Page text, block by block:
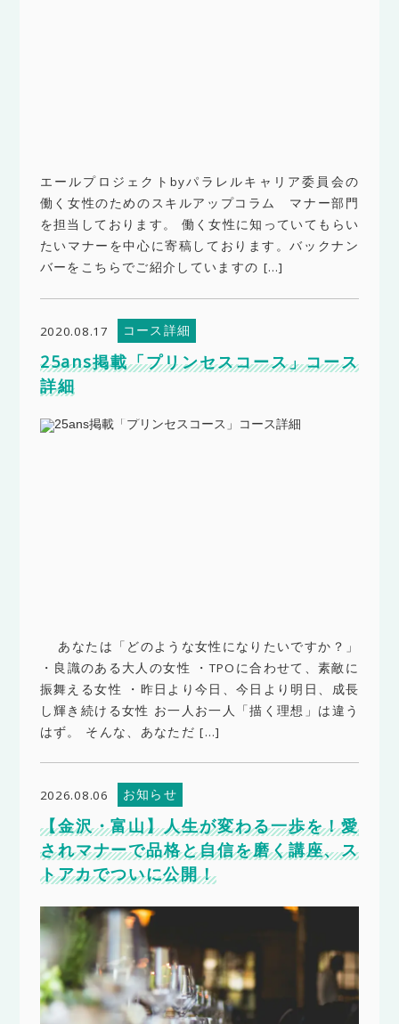
エールプロジェクトbyパラレルキャリア委員会の
働く女性のためのスキルアップコラム マナー部門
を担当しております。 働く女性に知っていてもらい
たいマナーを中心に寄稿しております。バックナン
バーをこちらでご紹介していますの […]
2020.08.17 コース詳細
25ans掲載「プリンセスコース」コース
詳細
あなたは「どのような女性になりたいですか？」
・良識のある大人の女性 ・TPOに合わせて、素敵に
振舞える女性 ・昨日より今日、今日より明日、成長
し輝き続ける女性 お一人お一人「描く理想」は違う
はず。 そんな、あなただ […]
2026.08.06 お知らせ
【金沢・富山】人生が変わる一歩を！愛
されマナーで品格と自信を磨く講座、ス
トアカでついに公開！